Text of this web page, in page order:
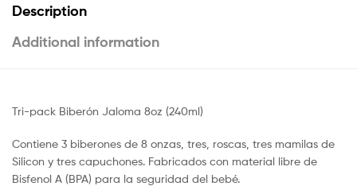
Description
Additional information
Tri-pack Biberón Jaloma 8oz (240ml)
Contiene 3 biberones de 8 onzas, tres, roscas, tres mamilas de
Silicon y tres capuchones. Fabricados con material libre de
Bisfenol A (BPA) para la seguridad del bebé.